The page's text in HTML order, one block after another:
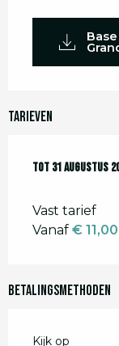
Tarieven
Van20 juni 2026
Tot 31 augustus
Vast tarief
Vanaf € 11,00
Betalingsmethoden
Kijk op